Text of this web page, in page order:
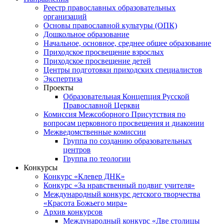
Реестр православных образовательных
организаций
Основы православной культуры (ОПК)
Дошкольное образование
Начальное, основное, среднее общее образование
Приходское просвещение взрослых
Приходское просвещение детей
Центры подготовки приходских специалистов
Экспертиза
Проекты
Образовательная Концепция Русской
Православной Церкви
Комиссия Межсоборного Присутствия по
вопросам церковного просвещения и диаконии
Межведомственные комиссии
Группа по созданию образовательных
центров
Группа по теологии
Конкурсы
Конкурс «Клевер ДНК»
Конкурс «За нравственный подвиг учителя»
Международный конкурс детского творчества
«Красота Божьего мира»
Архив конкурсов
Международный конкурс «Две столицы